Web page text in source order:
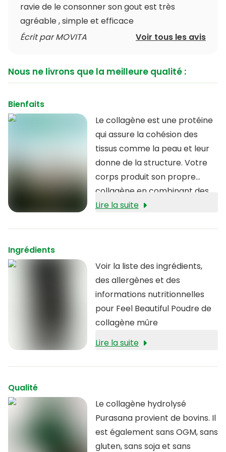
ravie de le consonner son gout est très
agréable , simple et efficace
Écrit par MOVITA
Voir tous les avis
Nous ne livrons que la meilleure qualité :
Bienfaits
Le collagène est une protéine
qui assure la cohésion des
tissus comme la peau et leur
donne de la structure. Votre
corps produit son propre
collagène en combinant des
acides aminés provenant de
Lire la suite
Ingrédients
Voir la liste des ingrédients,
des allergènes et des
informations nutritionnelles
pour Feel Beautiful Poudre de
collagène mûre
Lire la suite
Qualité
Le collagène hydrolysé
Purasana provient de bovins. Il
est également sans OGM, sans
gluten, sans soja et sans